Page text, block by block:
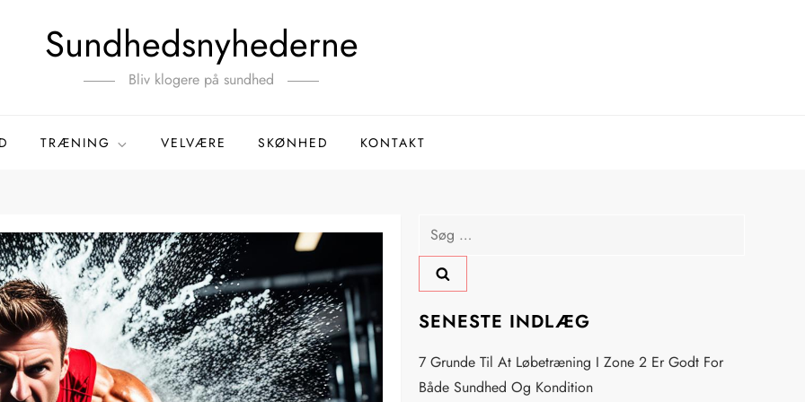
Sundhedsnyhederne
Bliv klogere på sundhed
TRÆNING VELVÆRE SKØNHED KONTAKT
Søg
efter:
SENESTE INDLÆG
7 Grunde Til At Løbetræning I Zone 2 Er Godt For
Både Sundhed Og Kondition